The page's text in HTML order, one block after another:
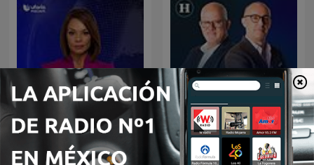
Noticias Univision
Julio Patán y Juan Ignacio
Zavala en El Heraldo Radio